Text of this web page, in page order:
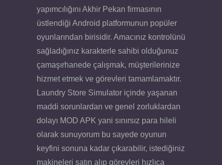
yapımcılığını Akhir Pekan firmasının
üstlendiği Android platformunun popüler
oyunlarından birisidir. Amacınız kontrolünü
sağladığınız karakterle sahibi olduğunuz
çamaşırhanede çalışmak, müşterilerinize
hizmet etmek ve görevleri tamamlamaktır.
Laundry Store Simulator içinde yaşanan
maddi sorunlardan ve genel zorluklardan
dolayı MOD APK yani sınırsız para hileli
olarak sunuyorum bu sayede oyunun
keyfini sonuna kadar çıkarabilir, istediğiniz
makineleri satın alıp görevleri hızlıca